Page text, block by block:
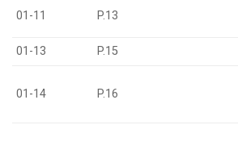
01-11 P.13
01-13 P.15
01-14 P.16